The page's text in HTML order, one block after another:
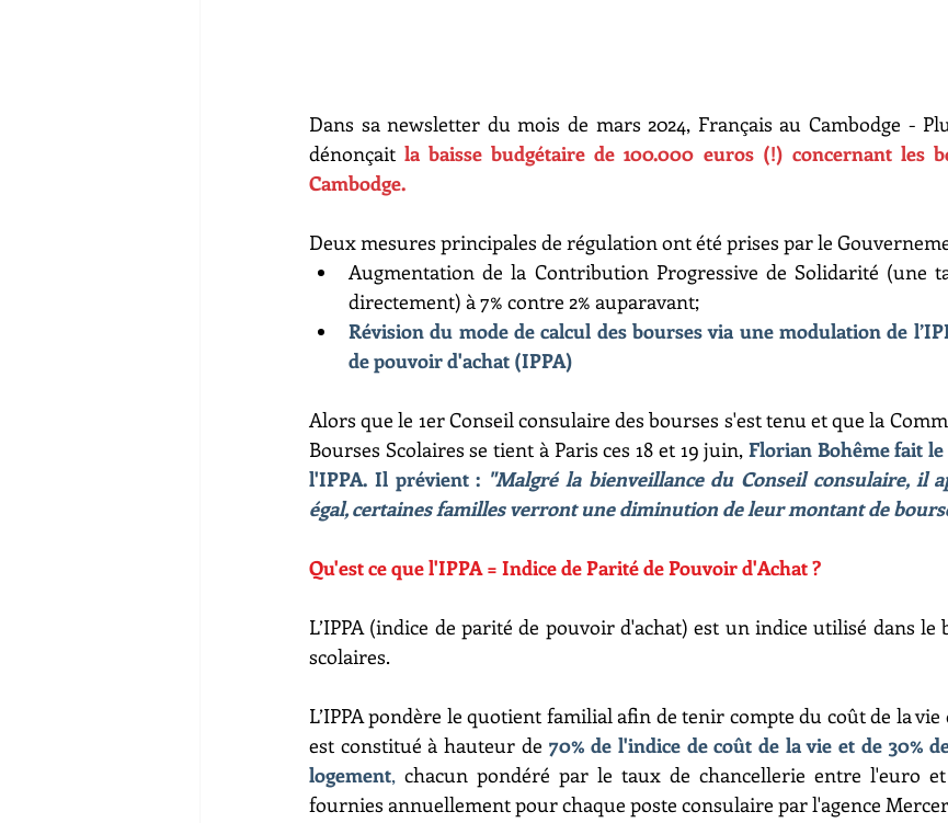
Dans sa newsletter du mois de mars 2024, Français au Cambodge -
dénonçait la baisse budgétaire de 100.000 euros (!) concernant les
Cambodge.
Deux mesures principales de régulation ont été prises par le
Augmentation de la Contribution Progressive de Solidarité (une
directement) à 7% contre 2% auparavant;
Révision du mode de calcul des bourses via une modulation de
de pouvoir d'achat (IPPA)
Alors que le 1er Conseil consulaire des bourses s'est tenu et que la
Bourses Scolaires se tient à Paris ces 18 et 19 juin, Florian Bohême fait
l'IPPA. Il prévient : "Malgré la bienveillance du Conseil consulaire, il
égal, certaines familles verront une diminution de leur montant de
Qu'est ce que l'IPPA = Indice de Parité de Pouvoir d'Achat ?
L’IPPA (indice de parité de pouvoir d'achat) est un indice utilisé dans le
scolaires.
L’IPPA pondère le quotient familial afin de tenir compte du coût de la vie
est constitué à hauteur de 70% de l'indice de coût de la vie et de 30%
logement, chacun pondéré par le taux de chancellerie entre l'euro
fournies annuellement pour chaque poste consulaire par l'agence